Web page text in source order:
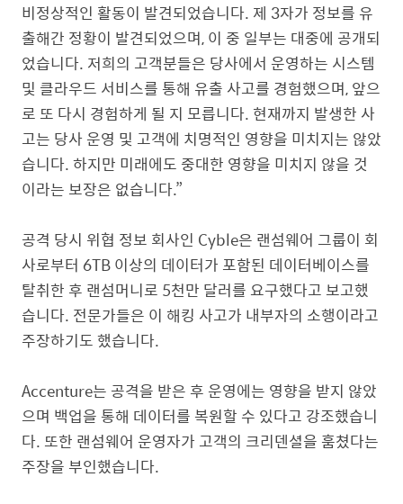
비정상적인 활동이 발견되었습니다. 제 3자가 정보를 유
출해간 정황이 발견되었으며,이 중 일부는 대중에 공개되
었습니다. 저희의 고객분들은 당사에서 운영하는 시스템
및 클라우드 서비스를 통해 유출 사고를 경험했으며,앞으
로 또 다시 경험하게 될 지 모릅니다. 현재까지 발생한 사
고는 당사 운영 및 고객에 치명적인 영향을 미치지는 않았
습니다.하지만 미래에도 중대한 영향을 미치지 않을 것
이라는 보장은 없습니다.”
공격 당시 위협 정보 회사인 Cyble은 랜섬웨어 그룹이 회
사로부터 6TB이상의 데이터가 포함된 데이터베이스를
탈취한 후 랜섬머니로 5천만 달러를 요구했다고 보고했
습니다. 전문가들은 이 해킹 사고가 내부자의 소행이라고
주장하기도 했습니다.
Accenture는 공격을 받은 후 운영에는 영향을 받지 않았
으며 백업을 통해 데이터를 복원할 수 있다고 강조했습니
다. 또한 랜섬웨어 운영자가 고객의 크리덴셜을 훔쳤다는
주장을 부인했습니다.